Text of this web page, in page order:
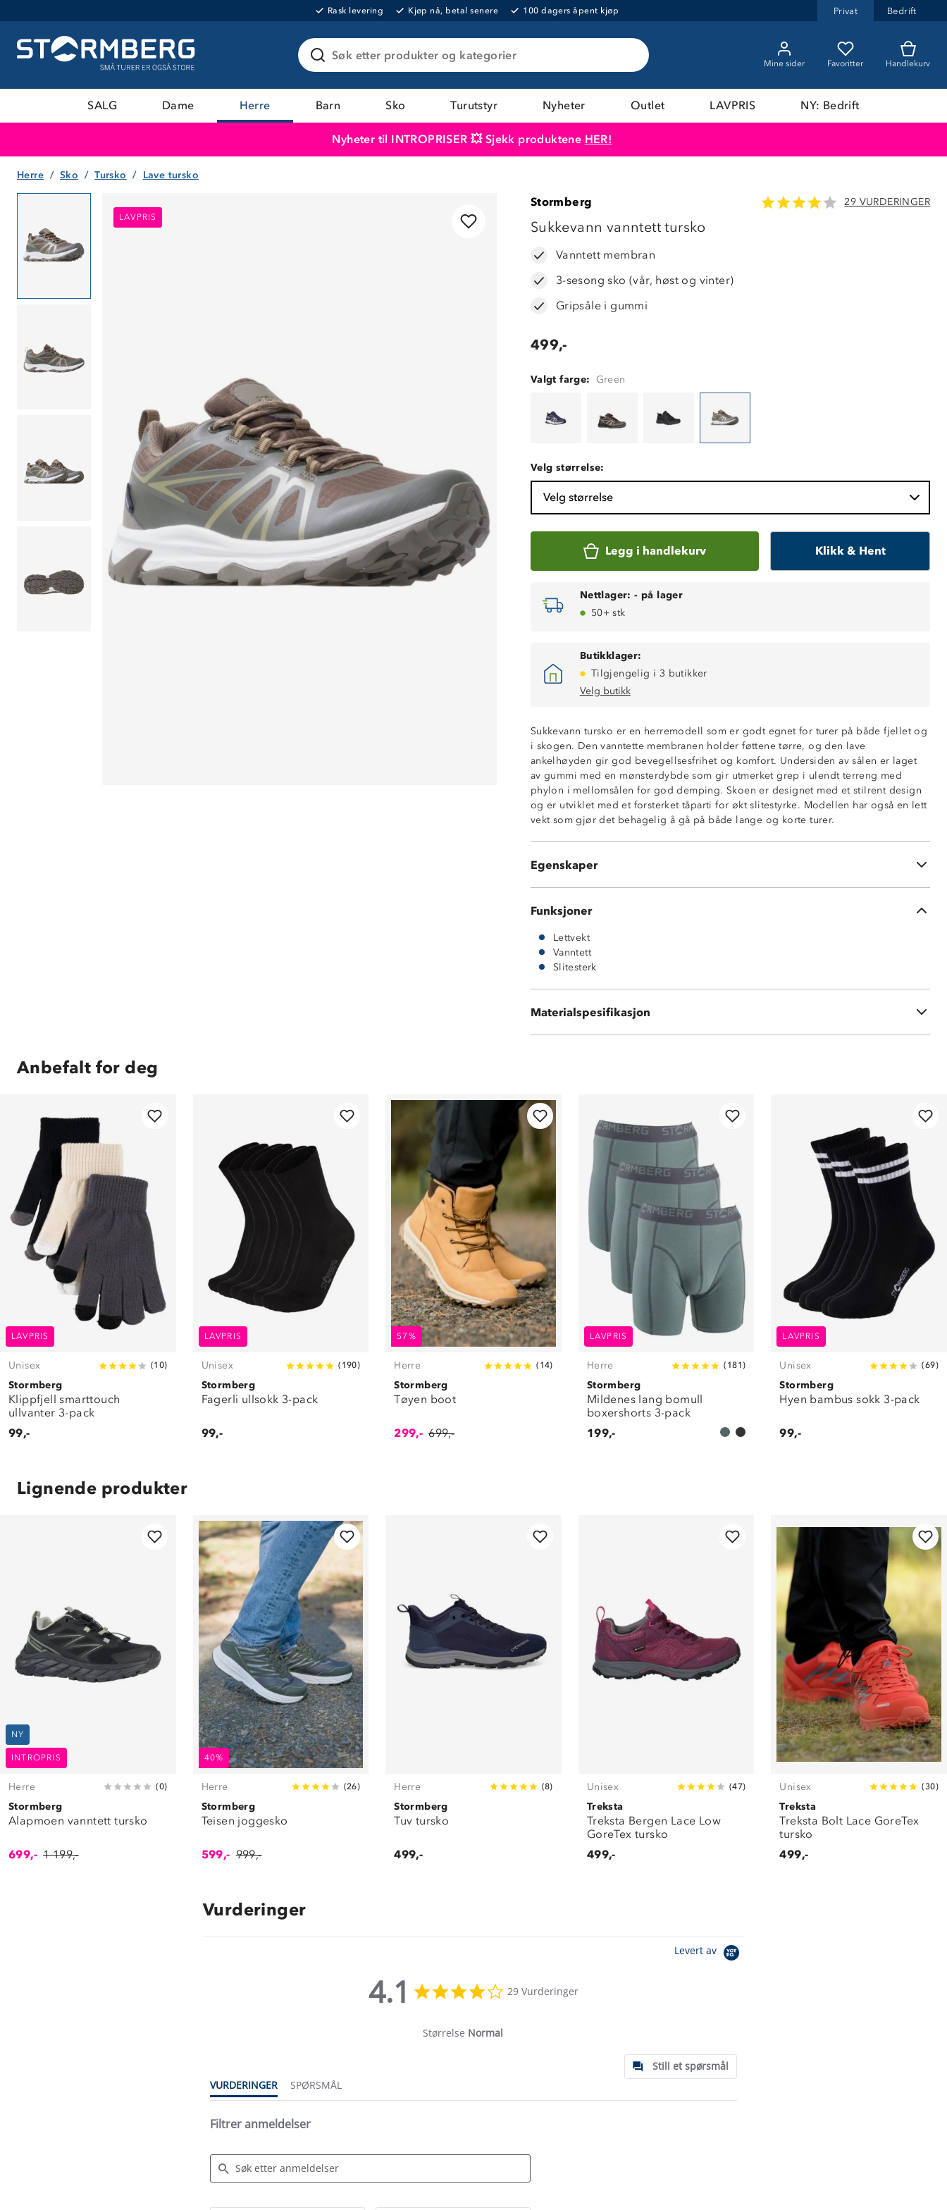
Rask levering Kjøp nå, betal senere 100 dagers åpent kjøp Privat Bedrift
Søk etter produkter og kategorier
Mine sider Favoritter Handlekurv
SALG Dame Herre Barn Sko Turutstyr Nyheter Outlet LAVPRIS NY: Bedrift
Nyheter til INTROPRISER 💥 Sjekk produktene HER!
Herre Sko Tursko Lave tursko
LAVPRIS
LAVPRIS
Stormberg 29 VURDERINGER
Sukkevann vanntett tursko
Vanntett membran
3-sesong sko (vår, høst og vinter)
Gripsåle i gummi
499,-
Valgt farge: Green
Velg størrelse:
Velg størrelse
Legg i handlekurv Klikk & Hent
Nettlager: - på lager
50+ stk
Butikklager:
Tilgjengelig i 3 butikker
Velg butikk
Sukkevann tursko er en herremodell som er godt egnet for turer på både fjellet og
i skogen. Den vanntette membranen holder føttene tørre, og den lave
ankelhøyden gir god bevegellsesfrihet og komfort. Undersiden av sålen er laget
av gummi med en mønsterdybde som gir utmerket grep i ulendt terreng med
phylon i mellomsålen for god demping. Skoen er designet med et stilrent design
og er utviklet med et forsterket tåparti for økt slitestyrke. Modellen har også en lett
vekt som gjør det behagelig å gå på både lange og korte turer.
Egenskaper
Vanntett membran
3-sesong sko (vår, høst og vinter)
Gripsåle i gummi
Forsterket tå- og hælparti
Funksjoner
Lettvekt
Vanntett
Slitesterk
Materialspesifikasjon
Vedlikehold: bør rengjøres og impregneres jevnlig
Anbefalt for deg
LAVPRIS
Unisex (10)
Stormberg
Klippfjell smarttouch
ullvanter 3-pack
99,-
LAVPRIS
Unisex ( 190)
Stormberg
Fagerli ullsokk 3-pack
99,-
57%
Herre ( 14)
Stormberg
Tøyen boot
299,- 699,-
LAVPRIS
Herre ( 181 )
Stormberg
Mildenes lang bomull
boxershorts 3-pack
199,-
LAVPRIS
Unisex (69)
Stormberg
Hyen bambus sokk 3-pack
99,-
Lignende produkter
NY
INTROPRIS
Herre (0)
Stormberg
Alapmoen vanntett tursko
699,- 1 199,-
40%
Herre (26)
Stormberg
Teisen joggesko
599,- 999,-
Herre (8)
Stormberg
Tuv tursko
499,-
Unisex (47)
Treksta
Treksta Bergen Lace Low
GoreTex tursko
499,-
Unisex (30)
Treksta
Treksta Bolt Lace GoreTex
tursko
499,-
Vurderinger
Levert av
4.1
star
29 Vurderinger
Størrelse Normal
Still et spørsmål
VURDERINGER
SPØRSMÅL
Filtrer anmeldelser